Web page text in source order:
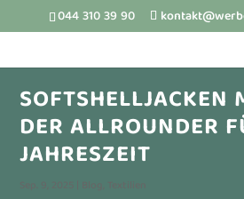
044 310 39 90
SOFTSHELLJACKEN
DER ALLROUNDER
JAHRESZEIT